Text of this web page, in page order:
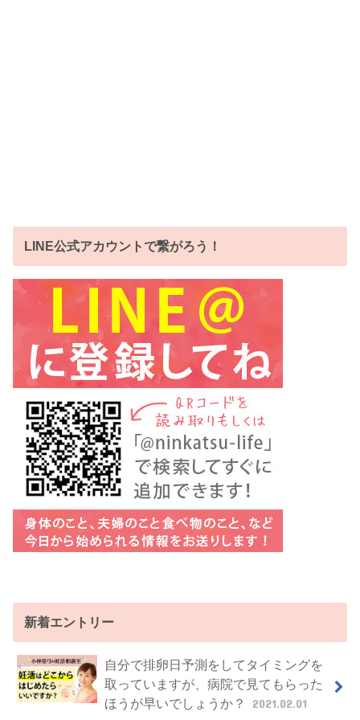
LINE公式アカウントで繋がろう！
新着エントリー
自分で排卵日予測をしてタイミングを
取っていますが、病院で見てもらった
ほうが早いでしょうか？
2021.02.01